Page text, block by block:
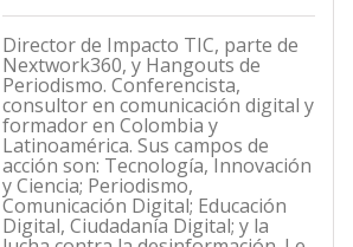
Director de Impacto TIC, parte de
Nextwork360, y Hangouts de
Periodismo. Conferencista,
consultor en comunicación digital y
formador en Colombia y
Latinoamérica. Sus campos de
acción son: Tecnología, Innovación
y Ciencia; Periodismo,
Comunicación Digital; Educación
Digital, Ciudadanía Digital; y la